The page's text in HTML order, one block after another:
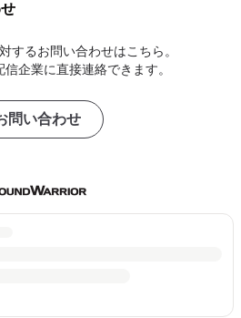
するお問い合わせはこちら。
企業に直接連絡できます。
問い合わせ